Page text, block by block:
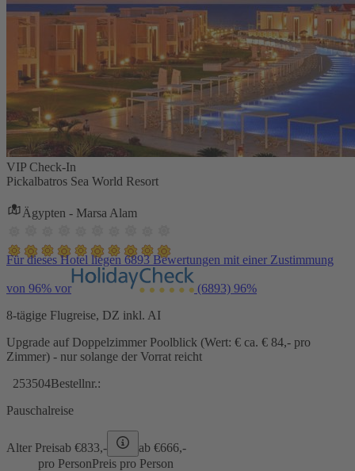
VIP Check-In
Pickalbatros Sea World Resort
Ägypten - Marsa Alam
Für dieses Hotel liegen 6893 Bewertungen mit einer Zustimmung
von 96% vor (6893) 96%
8-tägige Flugreise, DZ inkl. AI
Upgrade auf Doppelzimmer Poolblick (Wert: € ca. € 84,- pro
Zimmer) - nur solange der Vorrat reicht
253504Bestellnr.:
Pauschalreise
Alter Preisab €833,- ab €666,-
pro PersonPreis pro Person